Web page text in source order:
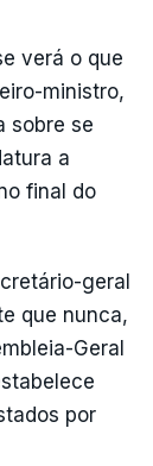
verá o que
ministro,
sobre se
a
final do
geral
que nunca,
Geral
por